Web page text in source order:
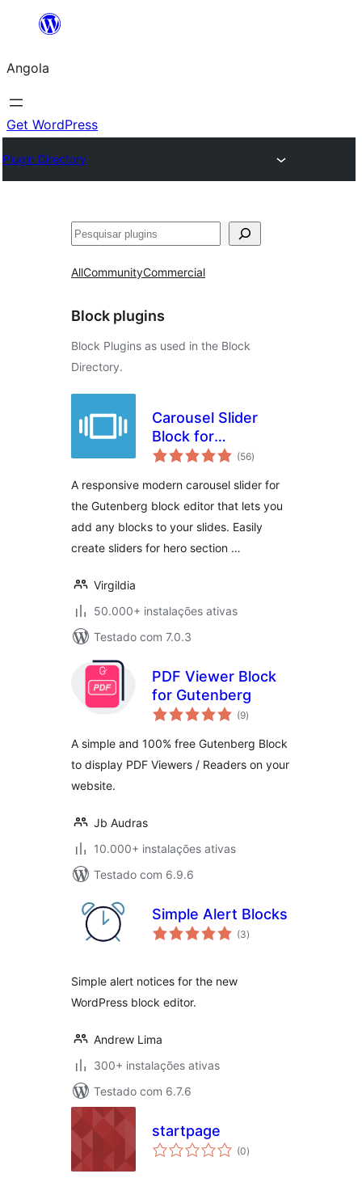
Saltar
o
conteúdo
Angola
Get WordPress
Plugin Directory
Pesquisar
AllCommunityCommercial
Block plugins
Block Plugins as used in the Block
Directory.
Carousel Slider
Block for
Gutenberg
(56avaliações
totais
)
A responsive modern carousel slider for
the Gutenberg block editor that lets you
add any blocks to your slides. Easily
create sliders for hero section …
Virgildia
50.000+ instalações ativas
Testado com 7.0.3
PDF Viewer Block
for Gutenberg
(9avaliações
totais
)
A simple and 100% free Gutenberg Block
to display PDF Viewers / Readers on your
website.
Jb Audras
10.000+ instalações ativas
Testado com 6.9.6
Simple Alert Blocks
(3avaliações
totais
)
Simple alert notices for the new
WordPress block editor.
Andrew Lima
300+ instalações ativas
Testado com 6.7.6
startpage
(0avaliações
totais
)